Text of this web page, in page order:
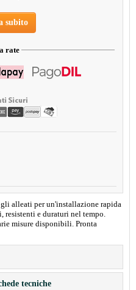
subito
rate
alleati per un'installazione rapida
resistenti e duraturi nel tempo.
misure disponibili. Pronta
tecniche